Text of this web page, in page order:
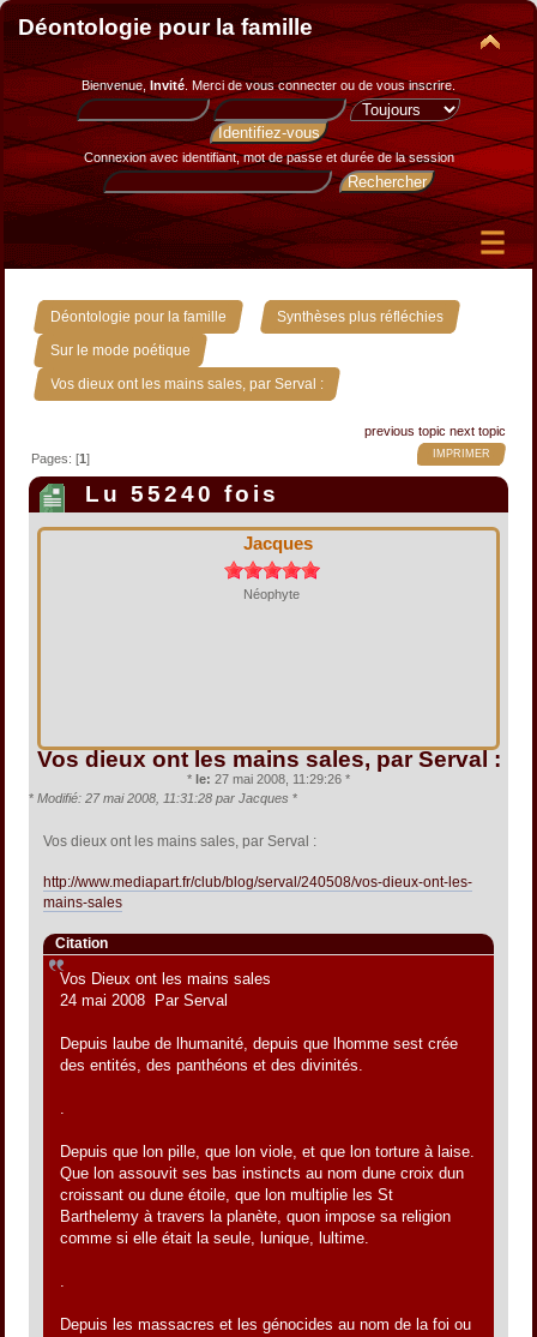
Déontologie pour la famille
Bienvenue, Invité. Merci devous connecter ou de vous inscrire.
Connexion avec identifiant, mot de passe et durée de la session
Déontologie pour la famille » Synthèses plus réfléchies »
Sur le mode poétique »
Vos dieux ont les mains sales, par Serval :
previous topic next topic
IMPRIMER
Pages: [1]
Lu 55240 fois
Jacques
Néophyte
Vos dieux ont les mains sales, par Serval :
* le: 27 mai 2008, 11:29:26 *
* Modifié: 27 mai 2008, 11:31:28 par Jacques *
Vos dieux ont les mains sales, par Serval :
http://www.mediapart.fr/club/blog/serval/240508/vos-dieux-ont-les-
mains-sales
Citation
Vos Dieux ont les mains sales
24 mai 2008 Par Serval
Depuis laube de lhumanité, depuis que lhomme sest crée
des entités, des panthéons et des divinités.
.
Depuis que lon pille, que lon viole, et que lon torture à laise.
Que lon assouvit ses bas instincts au nom dune croix dun
croissant ou dune étoile, que lon multiplie les St
Barthelemy à travers la planète, quon impose sa religion
comme si elle était la seule, lunique, lultime.
.
Depuis les massacres et les génocides au nom de la foi ou